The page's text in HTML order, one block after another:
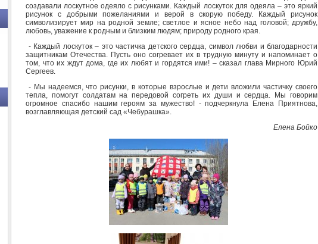
создавали лоскутное одеяло с рисунками. Каждый лоскуток для одеяла – это яркий
рисунок с добрыми пожеланиями и верой в скорую победу. Каждый рисунок
символизирует мир на родной земле; светлое и ясное небо над головой; дружбу,
любовь, уважение к родным и близким людям; природу родного края.
- Каждый лоскуток – это частичка детского сердца, символ любви и благодарности
защитникам Отечества. Пусть оно согревает их в трудную минуту и напоминает о
том, что их ждут дома, где их любят и гордятся ими! – сказал глава Мирного Юрий
Сергеев.
- Мы надеемся, что рисунки, в которые взрослые и дети вложили частичку своего
тепла, помогут солдатам на передовой согреть их души и сердца. Мы говорим
огромное спасибо нашим героям за мужество! - подчеркнула Елена Приятнова,
возглавляющая детский сад «Чебурашка».
Елена Бойко